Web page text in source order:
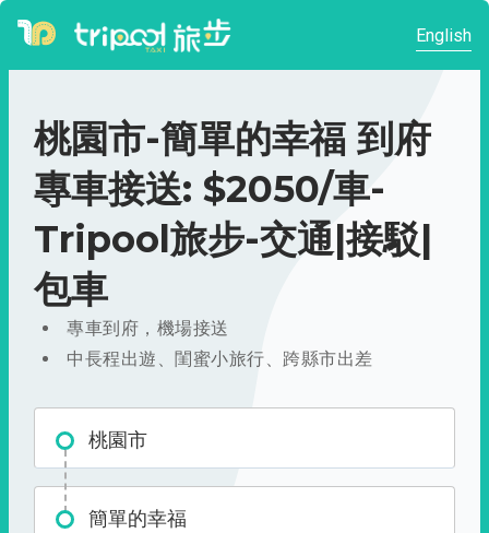
English
桃園市-簡單的幸福 到府
專車接送: $2050/車-
Tripool旅步-交通|接駁|
包車
專車到府，機場接送
中長程出遊、閨蜜小旅行、跨縣市出差
桃園市
簡單的幸福